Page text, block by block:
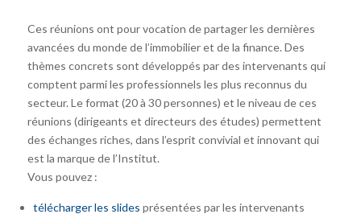
Ces réunions ont pour vocation de partager les dernières
avancées du monde de l’immobilier et de la finance. Des
thèmes concrets sont développés par des intervenants qui
comptent parmi les professionnels les plus reconnus du
secteur. Le format (20 à 30 personnes) et le niveau de ces
réunions (dirigeants et directeurs des études) permettent
des échanges riches, dans l’esprit convivial et innovant qui
est la marque de l’Institut.
Vous pouvez :
télécharger les slides présentées par les intervenants